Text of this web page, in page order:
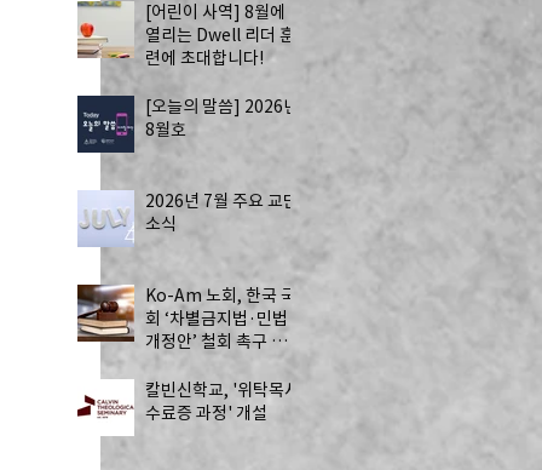
[어린이 사역] 8월에
열리는 Dwell 리더 훈
련에 초대합니다!
[오늘의 말씀] 2026년
8월호
2026년 7월 주요 교단
소식
Ko-Am 노회, 한국 국
회 ‘차별금지법·민법
개정안’ 철회 촉구 성
칼빈신학교, '위탁목사
수료증 과정' 개설